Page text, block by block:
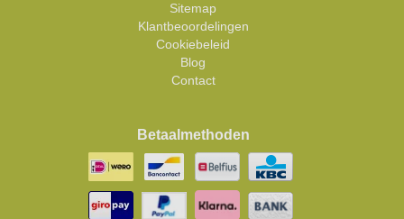
Sitemap
Klantbeoordelingen
Cookiebeleid
Blog
Contact
Betaalmethoden